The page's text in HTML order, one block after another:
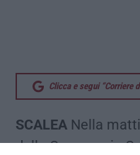
Clicca e segui “Corriere
SCALEA Nella
della Compagnia